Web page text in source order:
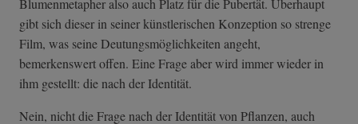
gibt sich dieser in seiner künstlerischen Konzeption so strenge
Film, was seine Deutungsmöglichkeiten angeht,
bemerkenswert offen. Eine Frage aber wird immer wieder in
ihm gestellt: die nach der Identität.
Nein, nicht die Frage nach der Identität von Pflanzen, auch